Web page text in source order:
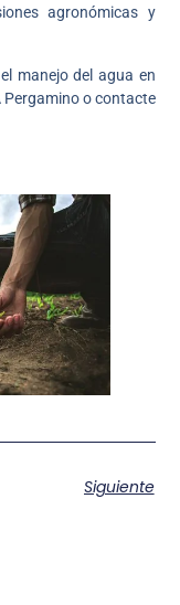
agronómicas y
manejo del agua en
Pergamino o contacte
Siguiente